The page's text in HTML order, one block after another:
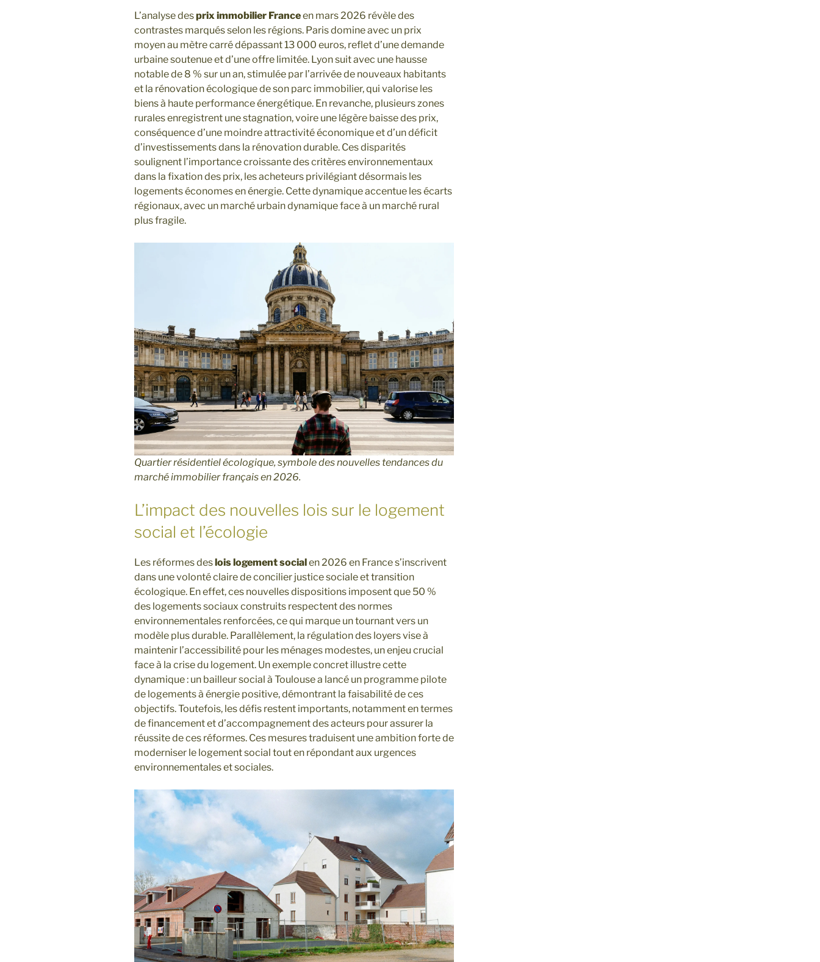
L’analyse desprix immobilier Franceen mars 2026 révèle des
contrastes marqués selon les régions. Paris domine avec un prix
moyen au mètre carré dépassant 13 000 euros, reflet d’une demande
urbaine soutenue et d’une offre limitée. Lyon suit avec une hausse
notable de 8 % sur un an, stimulée par l’arrivée de nouveaux habitants
et la rénovation écologique de son parc immobilier, qui valorise les
biens à haute performance énergétique. En revanche, plusieurs zones
rurales enregistrent une stagnation, voire une légère baisse des prix,
conséquence d’une moindre attractivité économique et d’un déficit
d’investissements dans la rénovation durable. Ces disparités
soulignent l’importance croissante des critères environnementaux
dans la fixation des prix, les acheteurs privilégiant désormais les
logements économes en énergie. Cette dynamique accentue les écarts
régionaux, avec un marché urbain dynamique face à un marché rural
plus fragile.
Quartier résidentiel écologique, symbole des nouvelles tendances du
marché immobilier français en 2026.
L’impact des nouvelles lois sur le logement
social et l’écologie
Les réformes deslois logement socialen 2026 en France s’inscrivent
dans une volonté claire de concilier justice sociale et transition
écologique. En effet, ces nouvelles dispositions imposent que 50 %
des logements sociaux construits respectent des normes
environnementales renforcées, ce qui marque un tournant vers un
modèle plus durable. Parallèlement, la régulation des loyers vise à
maintenir l’accessibilité pour les ménages modestes, un enjeu crucial
face à la crise du logement. Un exemple concret illustre cette
dynamique : un bailleur social à Toulouse a lancé un programme pilote
de logements à énergie positive, démontrant la faisabilité de ces
objectifs. Toutefois, les défis restent importants, notamment en termes
de financement et d’accompagnement des acteurs pour assurer la
réussite de ces réformes. Ces mesures traduisent une ambition forte de
moderniser le logement social tout en répondant aux urgences
environnementales et sociales.